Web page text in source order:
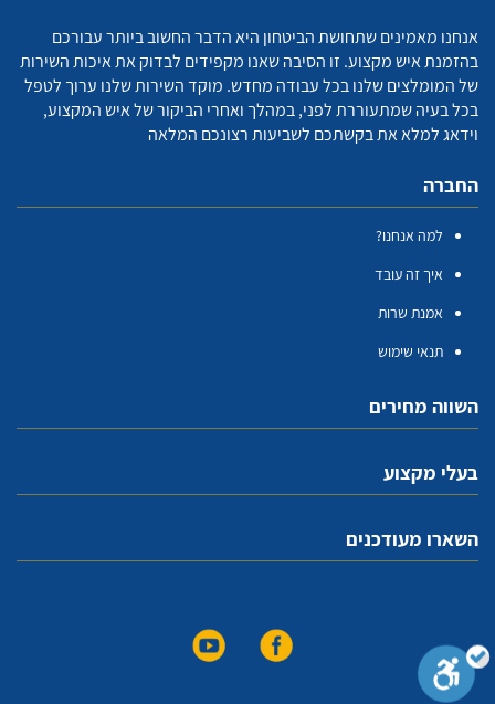
אנחנו מאמינים שתחושת הביטחון היא הדבר החשוב ביותר עבורכם
בהזמנת איש מקצוע. זו הסיבה שאנו מקפידים לבדוק את איכות השירות
של המומלצים שלנו בכל עבודה מחדש. מוקד השירות שלנו ערוך לטפל
בכל בעיה שמתעוררת לפני, במהלך ואחרי הביקור של איש המקצוע,
וידאג למלא את בקשתכם לשביעות רצונכם המלאה
החברה
למה אנחנו?
איך זה עובד
אמנת שרות
תנאי שימוש
השווה מחירים
בעלי מקצוע
השארו מעודכנים